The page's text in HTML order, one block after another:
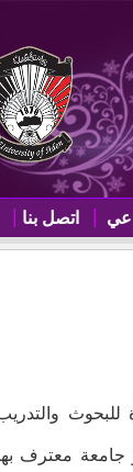
اتصل بنا
للبحوث
جامعة معترف